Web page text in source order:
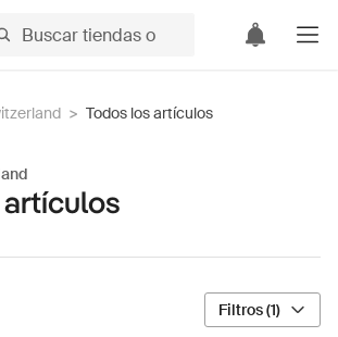
> Todos los artículos
Filtros (1)